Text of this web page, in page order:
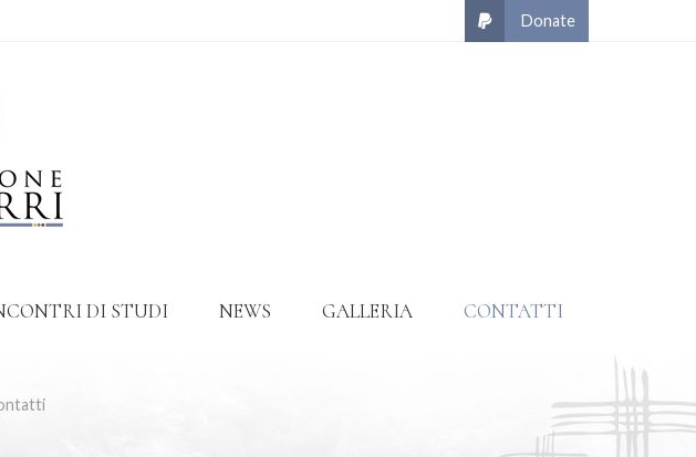
DI STUDI NEWS GALLERIA CONTATTI